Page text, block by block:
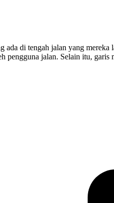
di tengah jalan yang
pengguna jalan. Selain itu,